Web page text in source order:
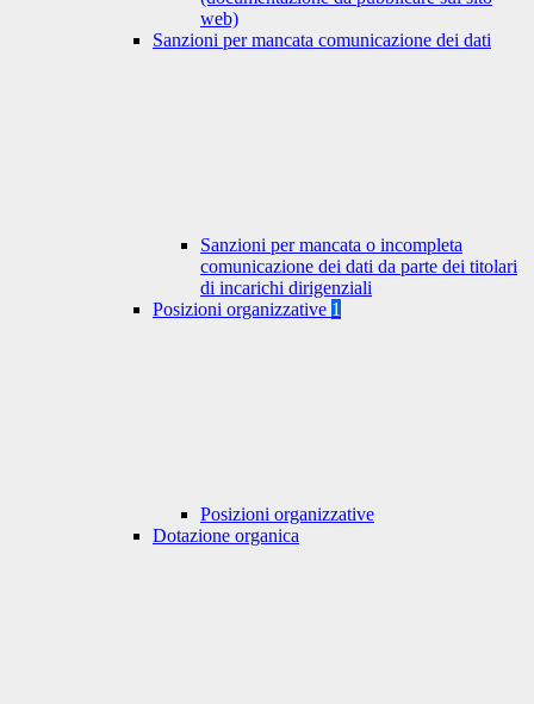
web)
Sanzioni per mancata comunicazione dei dati
Sanzioni per mancata o incompleta
comunicazione dei dati da parte dei titolari
di incarichi dirigenziali
Posizioni organizzative 1
Posizioni organizzative
Dotazione organica